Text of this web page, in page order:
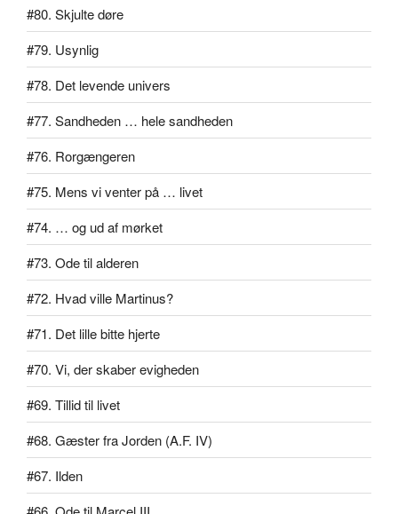
#80. Skjulte døre
#79. Usynlig
#78. Det levende univers
#77. Sandheden … hele sandheden
#76. Rorgængeren
#75. Mens vi venter på … livet
#74. … og ud af mørket
#73. Ode til alderen
#72. Hvad ville Martinus?
#71. Det lille bitte hjerte
#70. Vi, der skaber evigheden
#69. Tillid til livet
#68. Gæster fra Jorden (A.F. IV)
#67. Ilden